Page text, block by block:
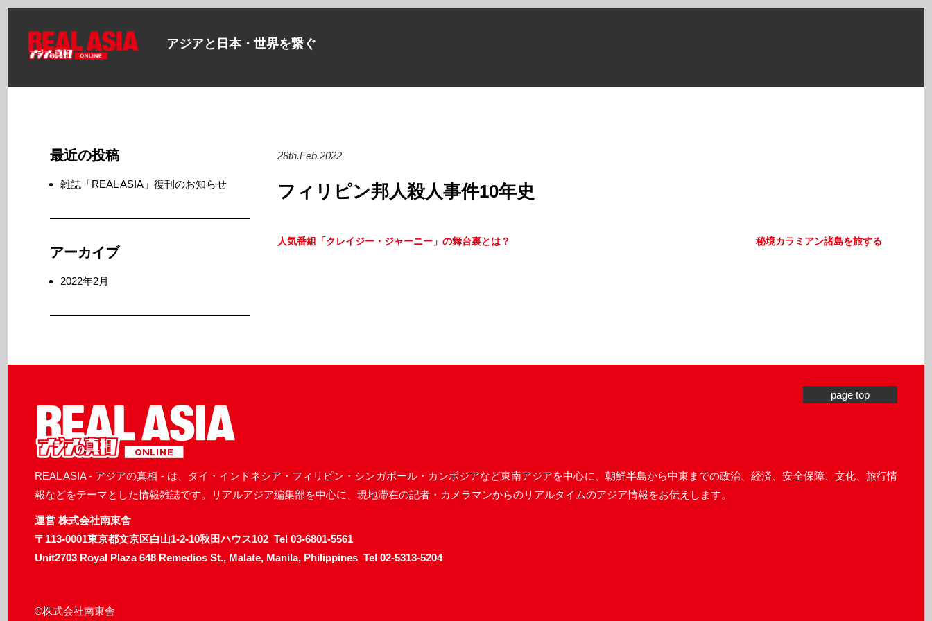
アジアと日本・世界を繋ぐ
最近の投稿
雑誌「REAL ASIA」復刊のお知らせ
アーカイブ
2022年2月
28th.Feb.2022
フィリピン邦人殺人事件10年史
人気番組「クレイジー・ジャーニー」の舞台裏とは？ 秘境カラミアン諸島を旅する
page top
REAL ASIA - アジアの真相 - は、タイ・インドネシア・フィリピン・シンガポール・カンボジアなど東南アジアを中心に、朝鮮半島から中東までの政治、経済、安全保障、文化、旅行情
報などをテーマとした情報雑誌です。リアルアジア編集部を中心に、現地滞在の記者・カメラマンからのリアルタイムのアジア情報をお伝えします。
運営 株式会社南東舎
〒113-0001東京都文京区白山1-2-10秋田ハウス102 Tel 03-6801-5561
Unit2703 Royal Plaza 648 Remedios St., Malate, Manila, Philippines Tel 02-5313-5204
©株式会社南東舎